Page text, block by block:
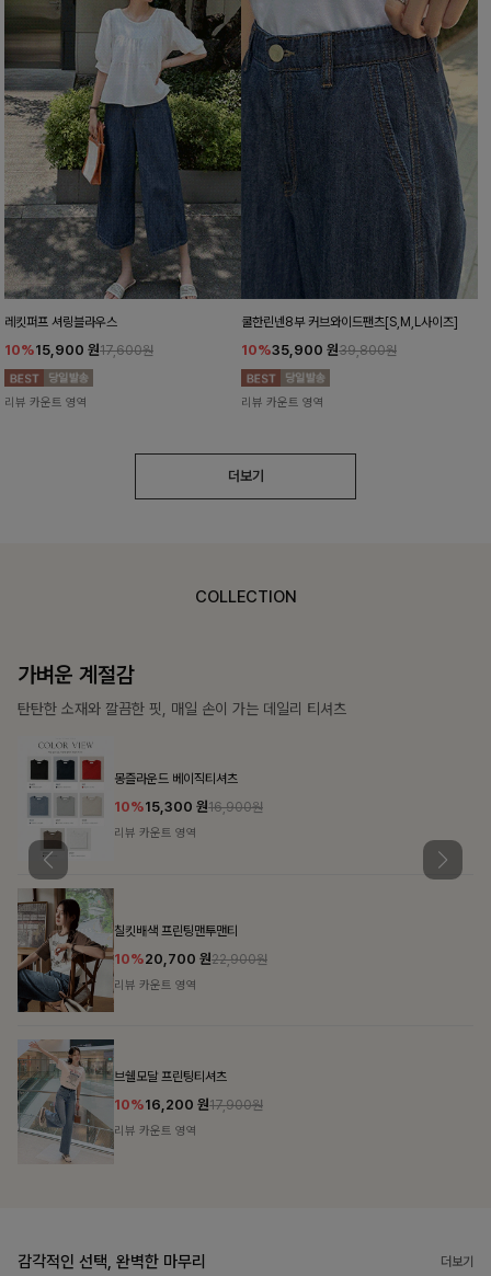
레킷퍼프 셔링블라우스
10%15,900 원17,600원
리뷰 카운트 영역
쿨한린넨8부 커브와이드팬츠[S,M,L사이즈]
10%35,900 원39,800원
리뷰 카운트 영역
더보기
COLLECTION
가장 쉬운 코디
특별한 날부터 일상까지 함께하는 룩
감각적인 선택, 완벽한 마무리 더보기